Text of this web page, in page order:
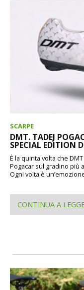
SCARPE
DMT. TADEJ
SPECIAL EDITION
È la quinta volta che
Pogacar sul gradino più
Ogni volta è
CONTINUA A